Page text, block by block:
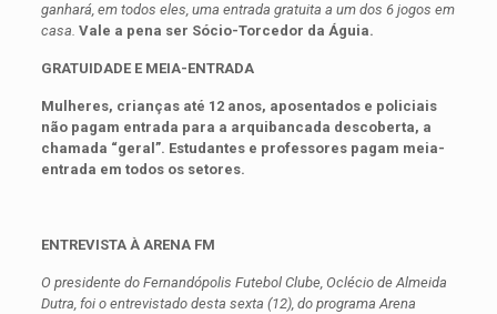
ganhará, em todos eles, uma entrada gratuita a um dos 6 jogos em
casa. Vale a pena ser Sócio-Torcedor da Águia.
GRATUIDADE E MEIA-ENTRADA
Mulheres, crianças até 12 anos, aposentados e policiais
não pagam entrada para a arquibancada descoberta, a
chamada “geral”. Estudantes e professores pagam meia-
entrada em todos os setores.
ENTREVISTA À ARENA FM
O presidente do Fernandópolis Futebol Clube, Oclécio de Almeida
Dutra, foi o entrevistado desta sexta (12), do programa Arena